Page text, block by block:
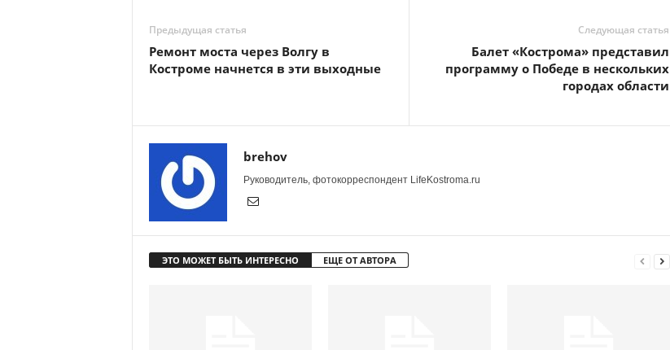
Предыдущая статья
Ремонт моста через Волгу в
Костроме начнется в эти выходные
Следующая статья
Балет «Кострома» представил
программу о Победе в нескольких
городах области
brehov
Руководитель, фотокорреспондент LifeKostroma.ru
ЭТО МОЖЕТ БЫТЬ ИНТЕРЕСНО ЕЩЕ ОТ АВТОРА